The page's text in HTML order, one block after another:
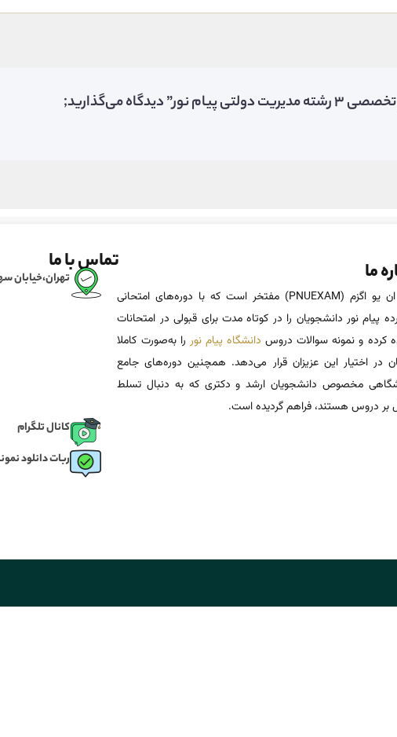
می‌گذارید;
ما
پی ان یو اگزم (PNUEXAM) مفتخر است که با دوره‌های امتحانی
پیام نور دانشجویان را در کوتاه مدت برای قبولی در امتحانات
کرده و نمونه سوالات دروس دانشگاه پیام نور را به‌صورت کاملا
در اختیار این عزیزان قرار می‌دهد. همچنین دوره‌های جامع
مخصوص دانشجویان ارشد و دکتری که به دنبال تسلط
بر دروس هستند، فراهم گردیده است.
تماس با ما
تهران،خیابان